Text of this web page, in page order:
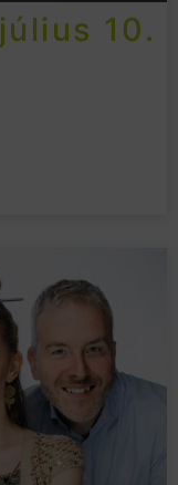
július 10.